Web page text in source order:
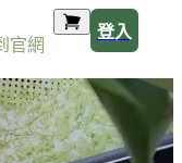
官網
登入